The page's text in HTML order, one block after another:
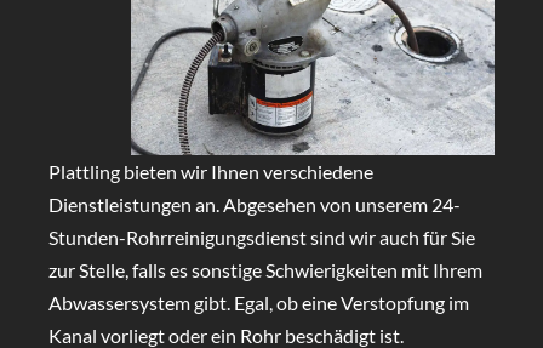
Plattling bieten wir Ihnen verschiedene
Dienstleistungen an. Abgesehen von unserem 24-
Stunden-Rohrreinigungsdienst sind wir auch für Sie
zur Stelle, falls es sonstige Schwierigkeiten mit Ihrem
Abwassersystem gibt. Egal, ob eine Verstopfung im
Kanal vorliegt oder ein Rohr beschädigt ist.